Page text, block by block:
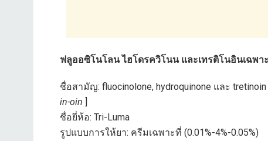
ฟลูออซิโนโลน ไฮโดรควิโนน และเทรติโนอินเฉพา
ชื่อสามัญ: fluocinolone, hydroquinone และ
in-oin ]
ชื่อยี่ห้อ: Tri-Luma
รูปแบบการให้ยา: ครีมเฉพาะที่ (0.01%-4%-0.05%)